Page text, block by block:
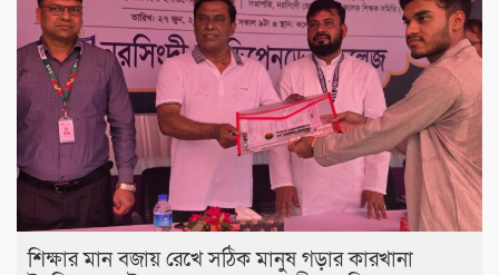
শিক্ষার মান বজায় রেখে সঠিক মানুষ গড়ার কারখানা